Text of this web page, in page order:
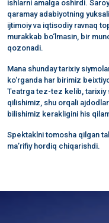
ishlarni amalga oshirdi.
qaramay adabiyotning
ijtimoiy va iqtisodiy ravnaq
murakkab bo‘lmasin, bir
qozonadi.
Mana shunday tarixiy
ko‘rganda har birimiz
Teatrga tez-tez kelib, tarixiy
qilishimiz, shu orqali
bilishimiz kerakligini his
Spektaklni tomosha qilgan
ma’rifiy hordiq chiqarishdi.